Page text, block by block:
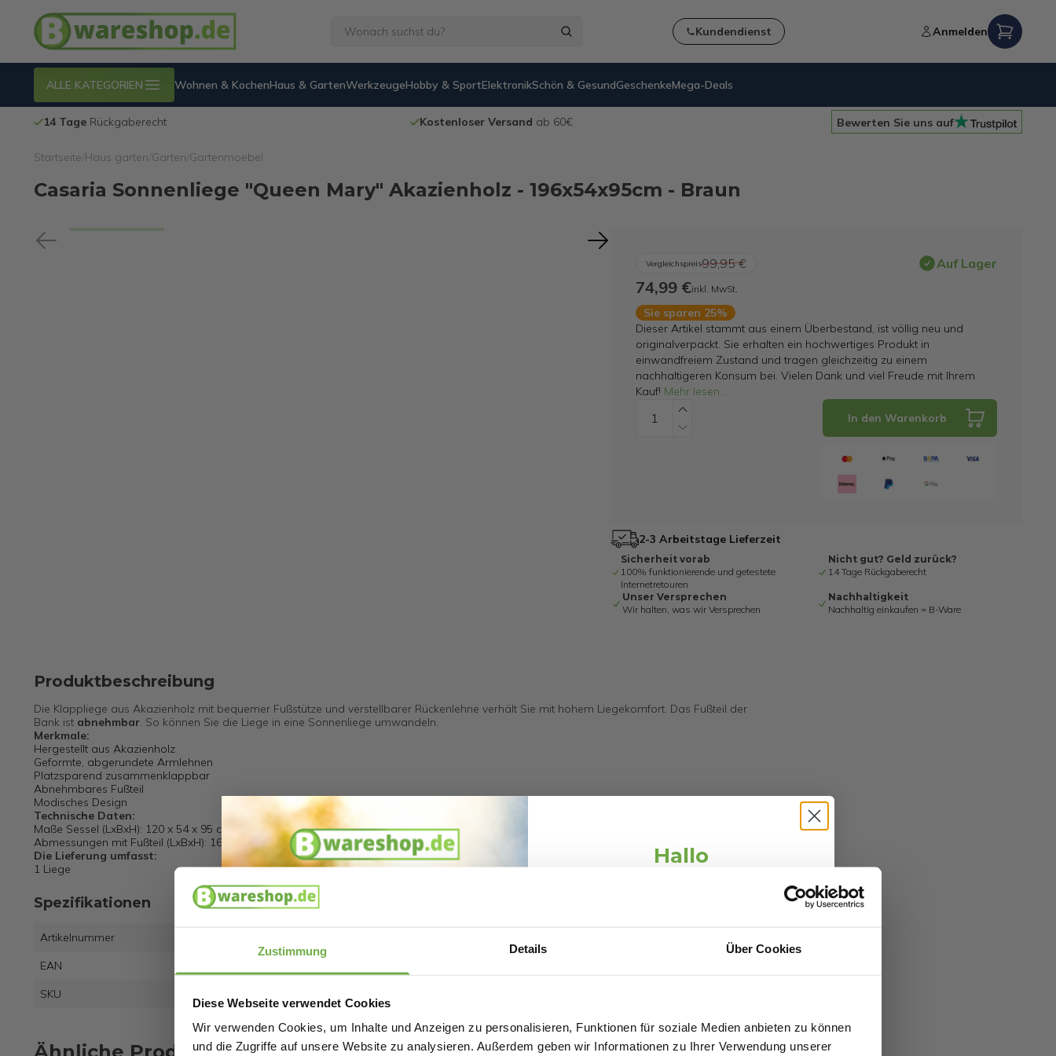
Zustimmung Details Über Cookies
Diese Webseite verwendet Cookies
Wir verwenden Cookies, um Inhalte und Anzeigen zu personalisieren, Funktionen für soziale Medien anbieten zu können
und die Zugriffe auf unsere Website zu analysieren. Außerdem geben wir Informationen zu Ihrer Verwendung unserer
Kundendienst Anmelden
ALLE KATEGORIEN Wohnen & KochenHaus & GartenWerkzeugeHobby & SportElektronikSchön & GesundGeschenkeMega-Deals
14 Tage Rückgaberecht Kostenloser Versand ab 60€ Nachhaltigkeit= B-Ware
Bewerten Sie uns auf
Startseite Haus garten Garten Gartenmoebel
Casaria Sonnenliege "Queen Mary" Akazienholz - 196x54x95cm - Braun
Vergleichspreis99,95 € Auf Lager
74,99 €inkl. MwSt.
Sie sparen 25%
Dieser Artikel stammt aus einem Überbestand, ist völlig neu und
originalverpackt. Sie erhalten ein hochwertiges Produkt in
einwandfreiem Zustand und tragen gleichzeitig zu einem
nachhaltigeren Konsum bei. Vielen Dank und viel Freude mit Ihrem
Kauf! Mehr lesen...
In den Warenkorb
2-3 Arbeitstage Lieferzeit
Sicherheit vorab
100% funktionierende und getestete
Internetretouren
Nicht gut? Geld zurück?
14 Tage Rückgaberecht
Unser Versprechen
Wir halten, was wir Versprechen
Nachhaltigkeit
Nachhaltig einkaufen = B-Ware
Produktbeschreibung
Die Klappliege aus Akazienholz mit bequemer Fußstütze und verstellbarer Rückenlehne verhält Sie mit hohem Liegekomfort. Das Fußteil der
Bank ist abnehmbar. So können Sie die Liege in eine Sonnenliege umwandeln.
Merkmale:
Hergestellt aus Akazienholz
Geformte, abgerundete Armlehnen
Platzsparend zusammenklappbar
Abnehmbares Fußteil
Modisches Design
Technische Daten:
Maße Sessel (LxBxH): 120 x 54 x 95 cm
Abmessungen mit Fußteil (LxBxH): 169 x 54 x 95 cm
Die Lieferung umfasst:
1 Liege
Spezifikationen
Artikelnummer
EAN
SKU
Hallo
Schnäppchenjäger 👋